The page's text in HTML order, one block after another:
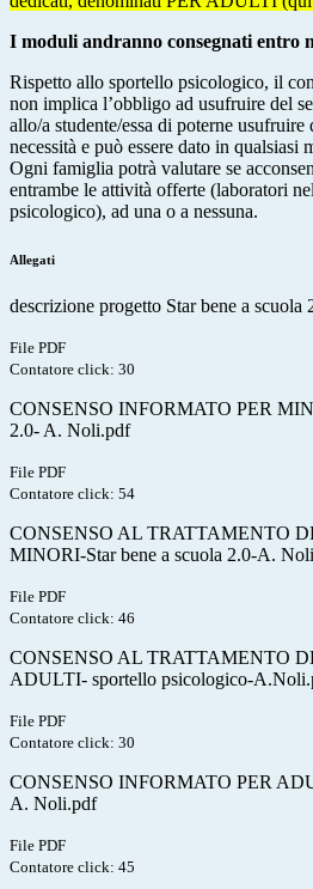
I moduli andranno consegnati entro
Rispetto allo sportello psicologico, il
non implica l’obbligo ad usufruire del
allo/a studente/essa di poterne usufruire
necessità e può essere dato in qualsiasi
Ogni famiglia potrà valutare se
entrambe le attività offerte (laboratori
psicologico), ad una o a nessuna.
Allegati
descrizione progetto Star bene a scuola
File PDF
Contatore click: 30
CONSENSO INFORMATO PER
2.0- A. Noli.pdf
File PDF
Contatore click: 54
CONSENSO AL TRATTAMENTO
MINORI-Star bene a scuola 2.0-A.
File PDF
Contatore click: 46
CONSENSO AL TRATTAMENTO
ADULTI- sportello psicologico-
File PDF
Contatore click: 30
CONSENSO INFORMATO PER
A. Noli.pdf
File PDF
Contatore click: 45